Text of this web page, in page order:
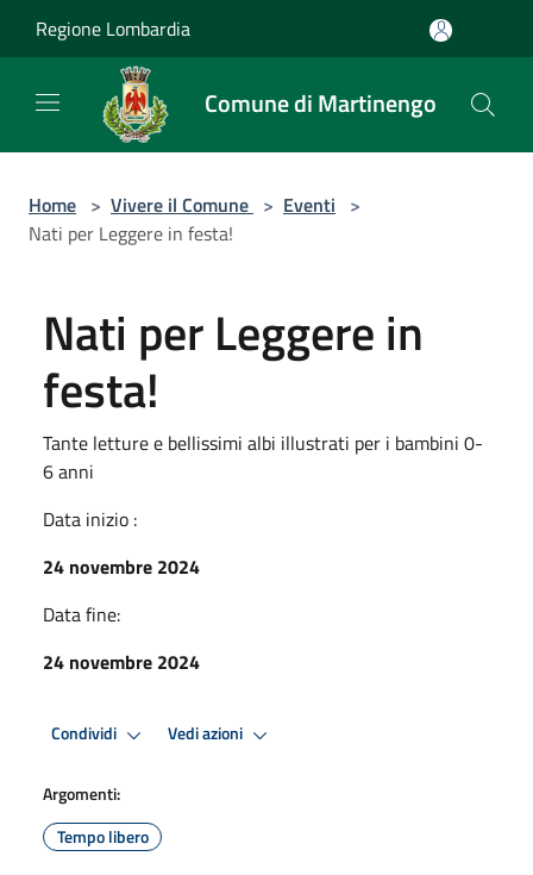
Regione Lombardia
Comune di Martinengo
Home > Vivere il Comune > Eventi >
Nati per Leggere in festa!
Nati per Leggere in
festa!
Tante letture e bellissimi albi illustrati per i bambini 0-
6 anni
Data inizio :
24 novembre 2024
Data fine:
24 novembre 2024
Condividi Vedi azioni
Argomenti:
Tempo libero